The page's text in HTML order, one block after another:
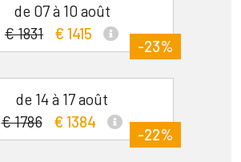
de 07 à 10 août
€ 1831
€ 1415
-23%
de 14 à 17 août
€ 1786
€ 1384
-22%